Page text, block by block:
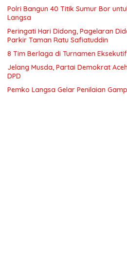
Polri Bangun 40 Titik Sumur Bor
Langsa
Peringati Hari Didong, Pagelaran
Parkir Taman Ratu Safiatuddin
8 Tim Berlaga di Turnamen Eksekutif
Jelang Musda, Partai Demokrat
DPD
Pemko Langsa Gelar Penilaian